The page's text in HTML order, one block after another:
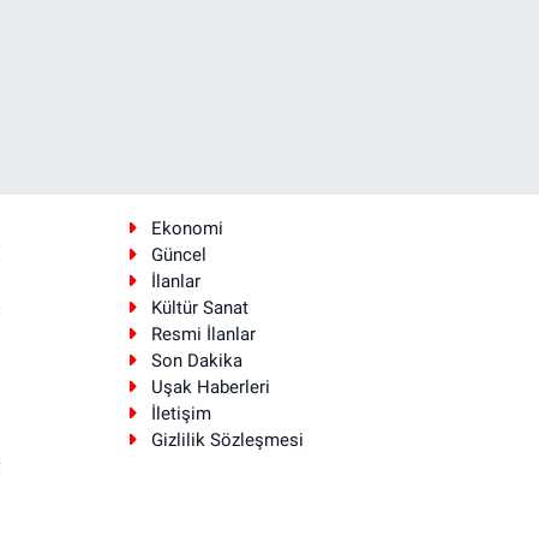
Ekonomi
Güncel
İlanlar
Kültür Sanat
Resmi İlanlar
Son Dakika
Uşak Haberleri
İletişim
Gizlilik Sözleşmesi